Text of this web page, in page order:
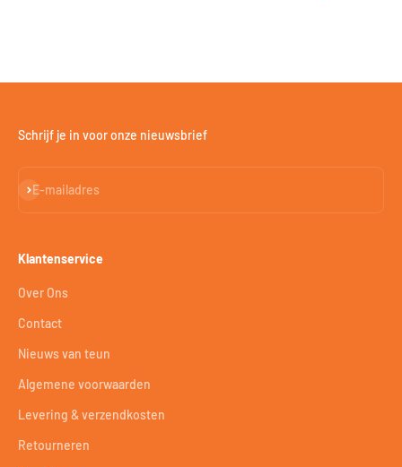
Schrijf je in voor onze nieuwsbrief
E-mailadres
Abonneren
Klantenservice
Over Ons
Contact
Nieuws van teun
Algemene voorwaarden
Levering & verzendkosten
Retourneren